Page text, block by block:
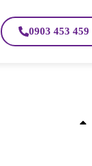
0903 453 459